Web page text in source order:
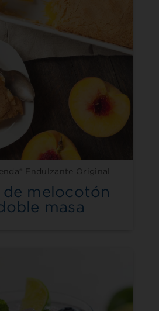
Endulzante Original
melocotón
masa